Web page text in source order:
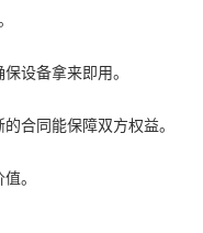
设备拿来即用。
合同能保障双方权益。
。